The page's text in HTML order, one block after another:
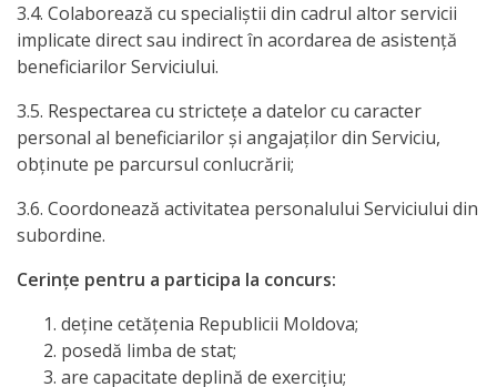
Acte
interne
Media
Comunicate
de
Informații
utile
3.4. Colaborează cu specialiştii din cadrul altor servicii
implicate direct sau indirect în acordarea de asistenţă
beneficiarilor Serviciului.
3.5. Respectarea cu strictețe a datelor cu caracter
personal al beneficiarilor și angajaților din Serviciu,
obținute pe parcursul conlucrării;
3.6. Coordonează activitatea personalului Serviciului din
subordine.
Cerințe pentru a participa la concurs:
deţine cetăţenia Republicii Moldova;
posedă limba de stat;
are capacitate deplină de exerciţiu;